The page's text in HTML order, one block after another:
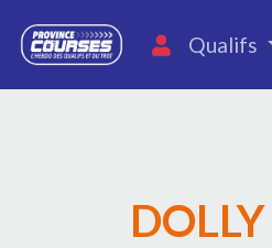
Qualifs